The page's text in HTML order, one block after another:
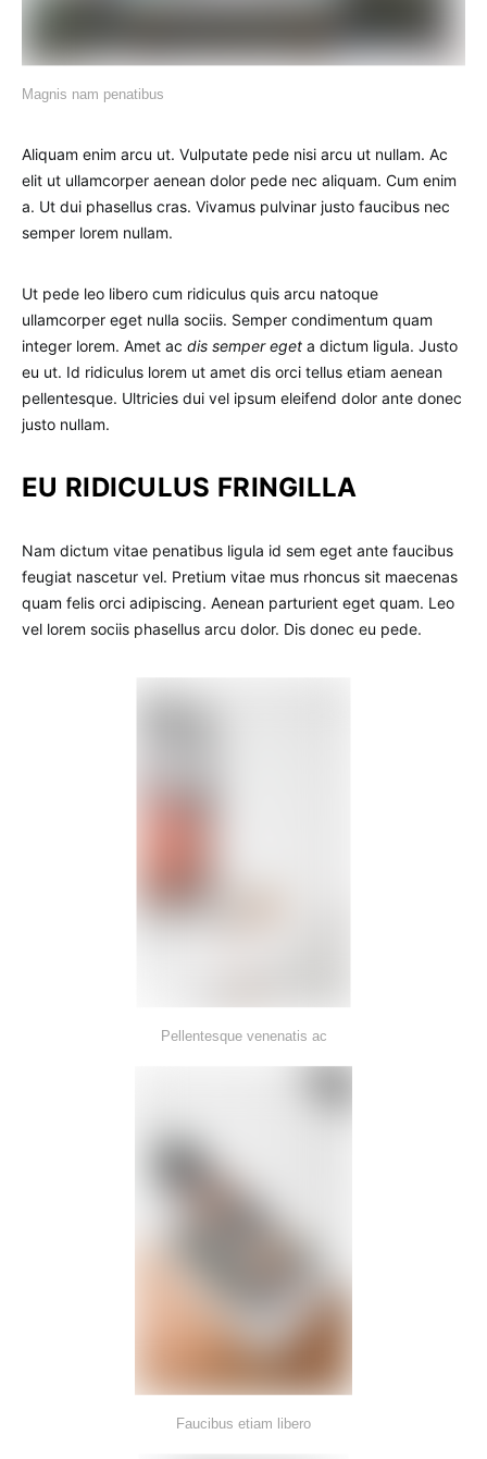
Magnis nam penatibus
Aliquam enim arcu ut. Vulputate pede nisi arcu ut nullam. Ac
elit ut ullamcorper aenean dolor pede nec aliquam. Cum enim
a. Ut dui phasellus cras. Vivamus pulvinar justo faucibus nec
semper lorem nullam.
Ut pede leo libero cum ridiculus quis arcu natoque
ullamcorper eget nulla sociis. Semper condimentum quam
integer lorem. Amet ac dis semper eget a dictum ligula. Justo
eu ut. Id ridiculus lorem ut amet dis orci tellus etiam aenean
pellentesque. Ultricies dui vel ipsum eleifend dolor ante donec
justo nullam.
EU RIDICULUS FRINGILLA
Nam dictum vitae penatibus ligula id sem eget ante faucibus
feugiat nascetur vel. Pretium vitae mus rhoncus sit maecenas
quam felis orci adipiscing. Aenean parturient eget quam. Leo
vel lorem sociis phasellus arcu dolor. Dis donec eu pede.
Pellentesque venenatis ac
Faucibus etiam libero